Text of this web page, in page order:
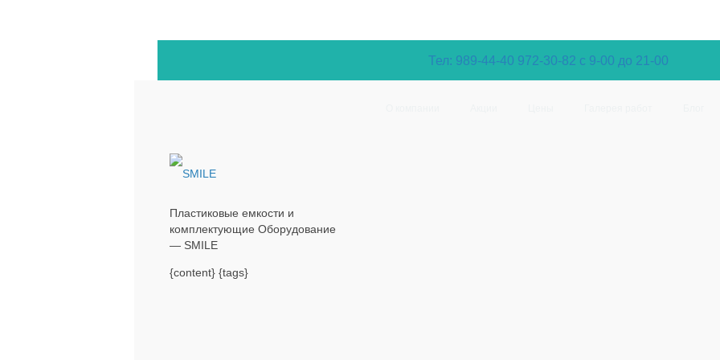
Тел: 989-44-40 972-30-82 с 9-00 до 21-00
Пластиковые емкости и
комплектующие Оборудование
— SMILE
{content} {tags}